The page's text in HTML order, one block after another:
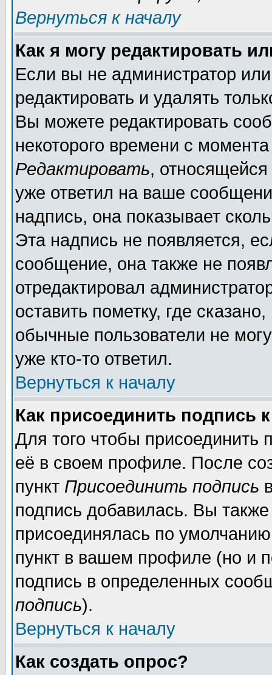
Вернуться к началу
Как я могу редактировать
Если вы не администратор
редактировать и удалять
Вы можете редактировать
некоторого времени с
Редактировать,
уже ответил на ваше
надпись, она показывает
Эта надпись не появляется,
сообщение, она также не
отредактировал
оставить пометку, где
обычные пользователи не
уже кто-то ответил.
Вернуться к началу
Как присоединить подпись
Для того чтобы присоединить
её в своем профиле. После
пункт Присоединить подпись
подпись добавилась. Вы
присоединялась по
пункт в вашем профиле (но и
подпись в определенных
подпись).
Вернуться к началу
Как создать опрос?